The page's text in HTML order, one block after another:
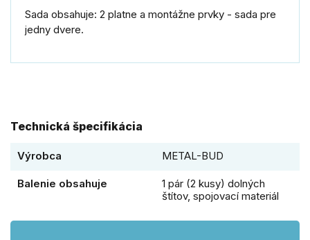
Sada obsahuje: 2 platne a montážne prvky - sada pre
jedny dvere.
Technická špecifikácia
Výrobca METAL-BUD
Balenie obsahuje
1 pár (2 kusy) dolných
štítov, spojovací materiál